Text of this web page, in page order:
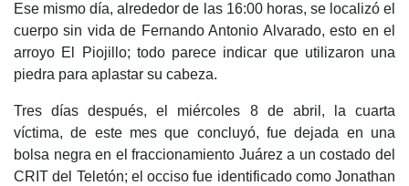
Ese mismo día, alrededor de las 16:00 horas, se localizó el
cuerpo sin vida de Fernando Antonio Alvarado, esto en el
arroyo El Piojillo; todo parece indicar que utilizaron una
piedra para aplastar su cabeza.
Tres días después, el miércoles 8 de abril, la cuarta
víctima, de este mes que concluyó, fue dejada en una
bolsa negra en el fraccionamiento Juárez a un costado del
CRIT del Teletón; el occiso fue identificado como Jonathan